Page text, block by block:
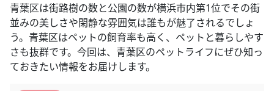
青葉区は街路樹の数と公園の数が横浜市内第1位でその街
並みの美しさや閑静な雰囲気は誰もが魅了されるでしょ
う。青葉区はペットの飼育率も高く、ペットと暮らしやす
さも抜群です。今回は、青葉区のペットライフにぜひ知っ
ておきたい情報をお届けします。